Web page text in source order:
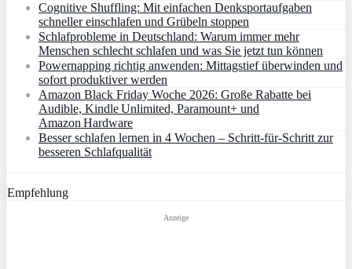
Cognitive Shuffling: Mit einfachen Denksportaufgaben
schneller einschlafen und Grübeln stoppen
Schlafprobleme in Deutschland: Warum immer mehr
Menschen schlecht schlafen und was Sie jetzt tun können
Powernapping richtig anwenden: Mittagstief überwinden und
sofort produktiver werden
Amazon Black Friday Woche 2026: Große Rabatte bei
Audible, Kindle Unlimited, Paramount+ und
Amazon Hardware
Besser schlafen lernen in 4 Wochen – Schritt‑für‑Schritt zur
besseren Schlafqualität
Empfehlung
Anzeige